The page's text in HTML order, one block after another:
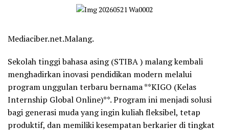
Mediaciber.net.Malang.
Sekolah tinggi bahasa asing (STIBA ) malang kembali
menghadirkan inovasi pendidikan modern melalui
program unggulan terbaru bernama **KIGO (Kelas
Internship Global Online)**. Program ini menjadi solusi
bagi generasi muda yang ingin kuliah fleksibel, tetap
produktif, dan memiliki kesempatan berkarier di tingkat